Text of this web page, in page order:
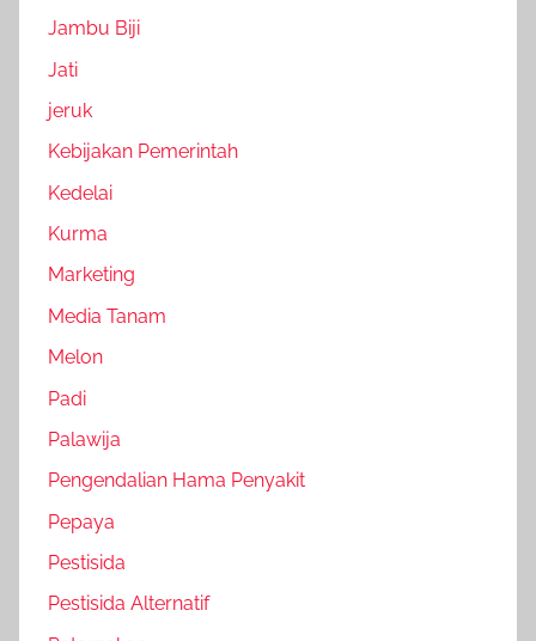
Jambu Biji
Jati
jeruk
Kebijakan Pemerintah
Kedelai
Kurma
Marketing
Media Tanam
Melon
Padi
Palawija
Pengendalian Hama Penyakit
Pepaya
Pestisida
Pestisida Alternatif